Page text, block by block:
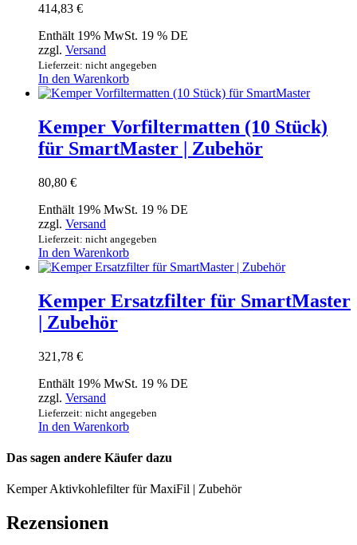
414,83 €
Enthält 19% MwSt. 19 % DE
zzgl. Versand
Lieferzeit: nicht angegeben
In den Warenkorb
Kemper Vorfiltermatten (10 Stück)
für SmartMaster | Zubehör
80,80 €
Enthält 19% MwSt. 19 % DE
zzgl. Versand
Lieferzeit: nicht angegeben
In den Warenkorb
Kemper Ersatzfilter für SmartMaster
| Zubehör
321,78 €
Enthält 19% MwSt. 19 % DE
zzgl. Versand
Lieferzeit: nicht angegeben
In den Warenkorb
Das sagen andere Käufer dazu
Kemper Aktivkohlefilter für MaxiFil | Zubehör
Rezensionen